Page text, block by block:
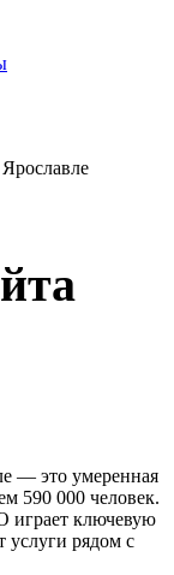
— это умеренная
590 000 человек.
играет ключевую
рядом с